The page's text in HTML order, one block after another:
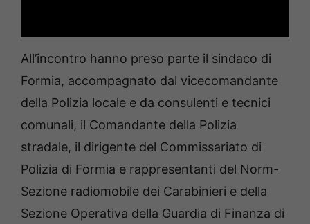
All’incontro hanno preso parte il sindaco di
Formia, accompagnato dal vicecomandante
della Polizia locale e da consulenti e tecnici
comunali, il Comandante della Polizia
stradale, il dirigente del Commissariato di
Polizia di Formia e rappresentanti del Norm-
Sezione radiomobile dei Carabinieri e della
Sezione Operativa della Guardia di Finanza di